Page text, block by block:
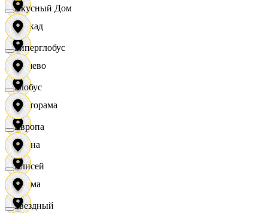
Каскад
Дёшево
Касторама
Диана
Дисма
Вкусный Дом
Гиперглобус
Глобус
Европа
Елисей
Звездный